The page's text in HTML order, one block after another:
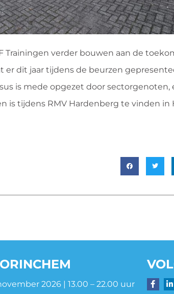
Trainingen verder bouwen aan de
dit jaar tijdens de beurzen
is mede opgezet door sectorgenoten,
is tijdens RMV Hardenberg te vinden
2026 | 13.00 – 22.00 uur